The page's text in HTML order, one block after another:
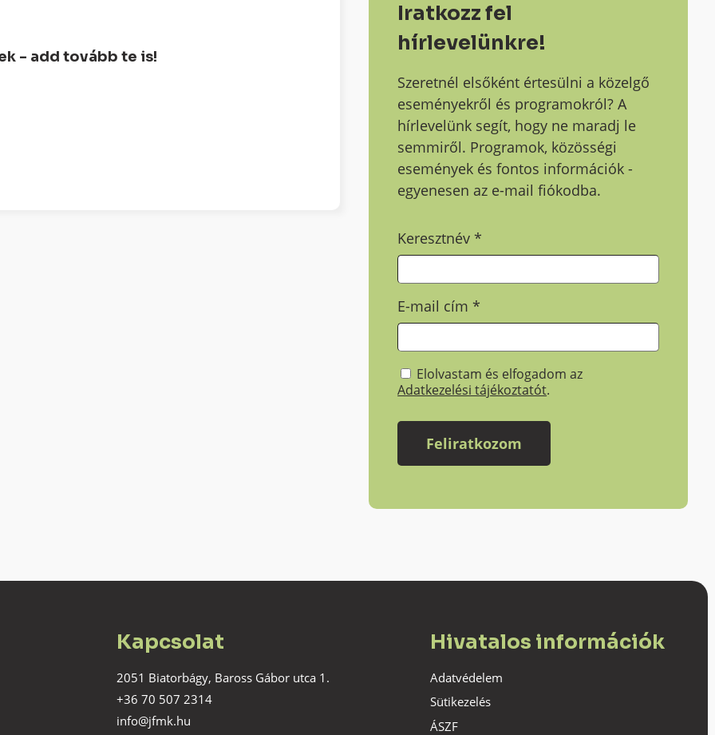
- add tovább te is!
Iratkozz fel
hírlevelünkre!
Szeretnél elsőként értesülni a közelgő
eseményekről és programokról? A
hírlevelünk segít, hogy ne maradj le
semmiről. Programok, közösségi
események és fontos információk -
egyenesen az e-mail fiókodba.
Keresztnév*
E-mail cím*
Elolvastam és elfogadom az
Adatkezelési tájékoztatót.
Kapcsolat
2051 Biatorbágy, Baross Gábor utca 1.
+36 70 507 2314
info@jfmk.hu
Hivatalos információk
Adatvédelem
Sütikezelés
ÁSZF